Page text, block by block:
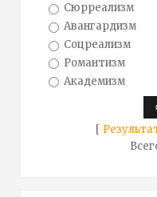
Сюрреализм
Авангардизм
Соцреализм
Романтизм
Академизм
[